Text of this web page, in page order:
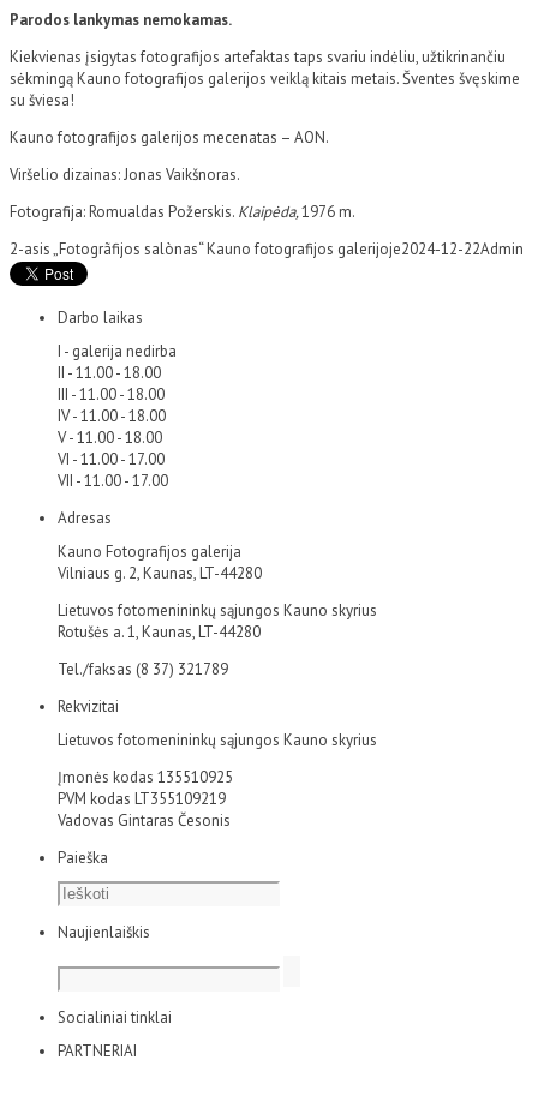
Parodos lankymas nemokamas.
Kiekvienas įsigytas fotografijos artefaktas taps svariu indėliu, užtikrinančiu
sėkmingą Kauno fotografijos galerijos veiklą kitais metais. Šventes švęskime
su šviesa!
Kauno fotografijos galerijos mecenatas – AON.
Viršelio dizainas: Jonas Vaikšnoras.
Fotografija: Romualdas Požerskis. Klaipėda,1976 m.
2-asis „Fotogrãfijos salònas“ Kauno fotografijos galerijoje2024-12-22Admin
Darbo laikas
I - galerija nedirba
II - 11.00 - 18.00
III - 11.00 - 18.00
IV - 11.00 - 18.00
V - 11.00 - 18.00
VI - 11.00 - 17.00
VII - 11.00 - 17.00
Adresas
Kauno Fotografijos galerija
Vilniaus g. 2, Kaunas, LT-44280
Lietuvos fotomenininkų sąjungos Kauno skyrius
Rotušės a. 1, Kaunas, LT-44280
Tel./faksas (8 37) 321789
Rekvizitai
Lietuvos fotomenininkų sąjungos Kauno skyrius
Įmonės kodas 135510925
PVM kodas LT355109219
Vadovas Gintaras Česonis
Paieška
Naujienlaiškis
Socialiniai tinklai
PARTNERIAI